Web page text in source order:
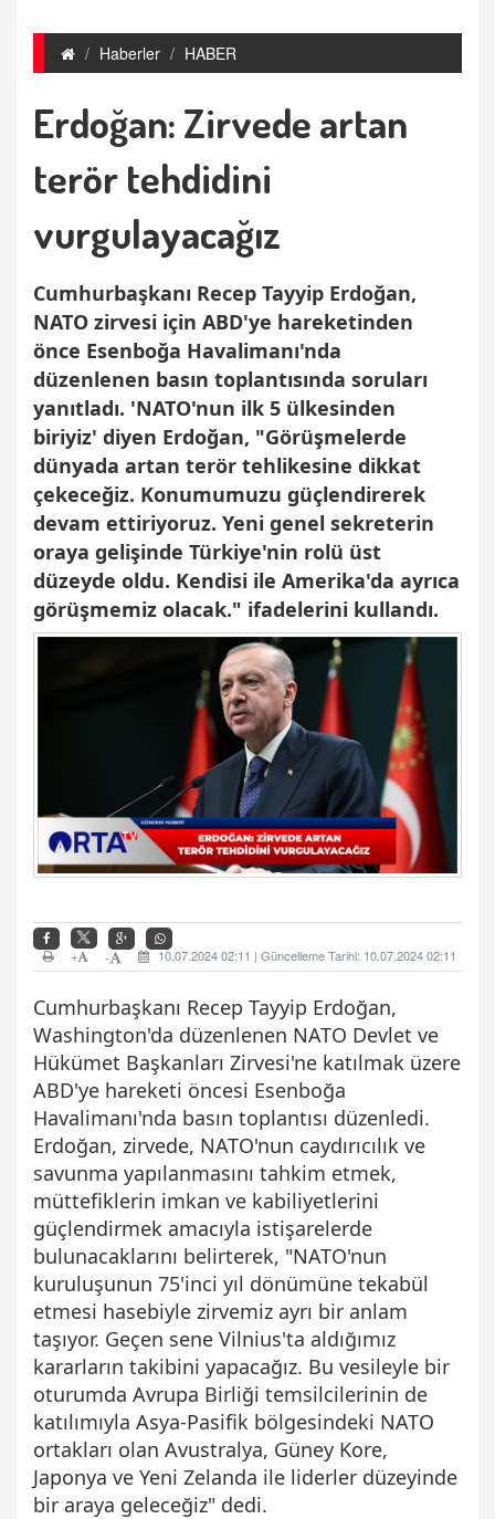
Haberler HABER
Erdoğan: Zirvede artan
terör tehdidini
vurgulayacağız
Cumhurbaşkanı Recep Tayyip Erdoğan,
NATO zirvesi için ABD'ye hareketinden
önce Esenboğa Havalimanı'nda
düzenlenen basın toplantısında soruları
yanıtladı. 'NATO'nun ilk 5 ülkesinden
biriyiz' diyen Erdoğan, "Görüşmelerde
dünyada artan terör tehlikesine dikkat
çekeceğiz. Konumumuzu güçlendirerek
devam ettiriyoruz. Yeni genel sekreterin
oraya gelişinde Türkiye'nin rolü üst
düzeyde oldu. Kendisi ile Amerika'da ayrıca
görüşmemiz olacak." ifadelerini kullandı.
10.07.2024 02:11 | Güncelleme Tarihi: 10.07.2024 02:11
-
+
Cumhurbaşkanı Recep Tayyip Erdoğan,
Washington'da düzenlenen NATO Devlet ve
Hükümet Başkanları Zirvesi'ne katılmak üzere
ABD'ye hareketi öncesi Esenboğa
Havalimanı'nda basın toplantısı düzenledi.
Erdoğan, zirvede, NATO'nun caydırıcılık ve
savunma yapılanmasını tahkim etmek,
müttefiklerin imkan ve kabiliyetlerini
güçlendirmek amacıyla istişarelerde
bulunacaklarını belirterek, "NATO'nun
kuruluşunun 75'inci yıl dönümüne tekabül
etmesi hasebiyle zirvemiz ayrı bir anlam
taşıyor. Geçen sene Vilnius'ta aldığımız
kararların takibini yapacağız. Bu vesileyle bir
oturumda Avrupa Birliği temsilcilerinin de
katılımıyla Asya-Pasifik bölgesindeki NATO
ortakları olan Avustralya, Güney Kore,
Japonya ve Yeni Zelanda ile liderler düzeyinde
bir araya geleceğiz" dedi.